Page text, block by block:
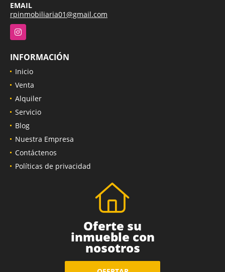
EMAIL
rpinmobiliaria01@gmail.com
Instagram
INFORMACIÓN
Inicio
Venta
Alquiler
Servicio
Blog
Nuestra Empresa
Contáctenos
Políticas de privacidad
Oferte su
inmueble con
nosotros